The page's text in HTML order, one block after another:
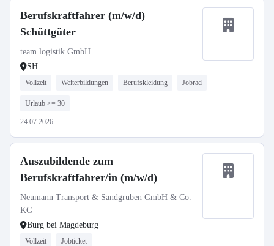
Berufskraftfahrer (m/w/d)
Schüttgüter
team logistik GmbH
SH
Vollzeit Weiterbildungen Berufskleidung Jobrad
Urlaub >= 30
24.07.2026
Auszubildende zum
Berufskraftfahrer/in (m/w/d)
Neumann Transport & Sandgruben GmbH & Co.
KG
Burg bei Magdeburg
Vollzeit Jobticket